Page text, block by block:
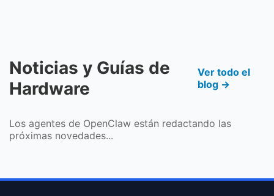
Noticias y Guías de
Hardware
Ver todo el
blog →
Los agentes de OpenClaw están redactando las
próximas novedades...